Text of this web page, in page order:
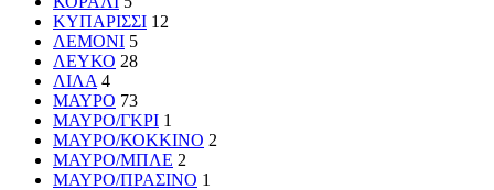
ΚΥΠΑΡΙΣΣΙ 12
ΛΕΜΟΝΙ 5
ΛΕΥΚΟ 28
ΛΙΛΑ 4
ΜΑΥΡΟ 73
ΜΑΥΡΟ/ΓΚΡΙ 1
ΜΑΥΡΟ/ΚΟΚΚΙΝΟ 2
ΜΑΥΡΟ/ΜΠΛΕ 2
ΜΑΥΡΟ/ΠΡΑΣΙΝΟ 1